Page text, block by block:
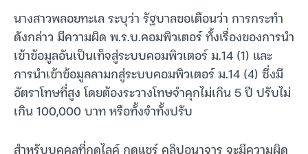
นางสาวพลอยทะเล ระบุว่า รัฐบาลขอเตือนว่า การกระทำ
ดังกล่าว มีความผิด พ.ร.บ.คอมพิวเตอร์ ทั้งเรื่องของการนำ
เข้าข้อมูลอันเป็นเท็จสู่ระบบคอมพิวเตอร์ ม.14 (1) และ
การนำเข้าข้อมูลลามกสู่ระบบคอมพิวเตอร์ ม.14 (4) ซึ่งมี
อัตราโทษที่สูง โดยต้องระวางโทษจำคุกไม่เกิน 5 ปี ปรับไม่
เกิน 100,000 บาท หรือทั้งจำทั้งปรับ
สำหรับบุคคลที่กดไลค์ กดแชร์ คลิปอนาจาร จะมีความผิด